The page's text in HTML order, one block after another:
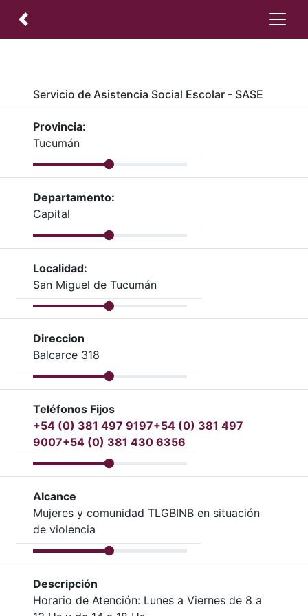
Servicio de Asistencia Social Escolar - SASE
Provincia:
Tucumán
Departamento:
Capital
Localidad:
San Miguel de Tucumán
Direccion
Balcarce 318
Teléfonos Fijos
+54 (0) 381 497 9197+54 (0) 381 497
9007+54 (0) 381 430 6356
Alcance
Mujeres y comunidad TLGBINB en situación
de violencia
Descripción
Horario de Atención: Lunes a Viernes de 8 a